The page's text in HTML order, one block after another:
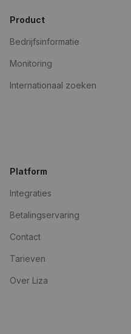
Product
Bedrijfsinformatie
Monitoring
Internationaal zoeken
Platform
Integraties
Betalingservaring
Contact
Tarieven
Over Liza